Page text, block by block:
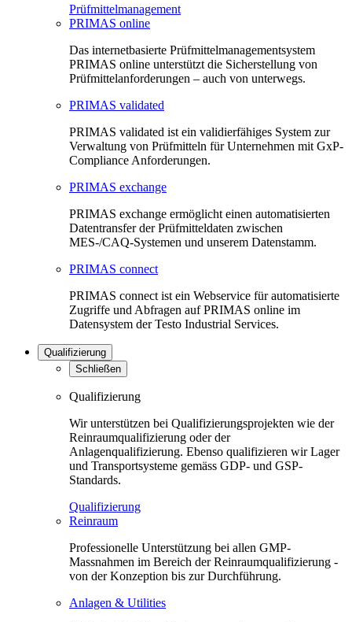
Prüfmittelmanagement
PRIMAS online
Das internetbasierte Prüfmittelmanagementsystem
PRIMAS online unterstützt die Sicherstellung von
Prüfmittelanforderungen – auch von unterwegs.
PRIMAS validated
PRIMAS validated ist ein validierfähiges System zur
Verwaltung von Prüfmitteln für Unternehmen mit GxP-
Compliance Anforderungen.
PRIMAS exchange
PRIMAS exchange ermöglicht einen automatisierten
Datentransfer der Prüfmitteldaten zwischen
MES-/CAQ-Systemen und unserem Datenstamm.
PRIMAS connect
PRIMAS connect ist ein Webservice für automatisierte
Zugriffe und Abfragen auf PRIMAS online im
Datensystem der Testo Industrial Services.
Qualifizierung
Schließen
Qualifizierung
Wir unterstützen bei Qualifizierungsprojekten wie der
Reinraumqualifizierung oder der
Anlagenqualifizierung. Ebenso qualifizieren wir Lager
und Transportsysteme gemäss GDP- und GSP-
Standards.
Qualifizierung
Reinraum
Professionelle Unterstützung bei allen GMP-
Massnahmen im Bereich der Reinraumqualifizierung -
von der Konzeption bis zur Durchführung.
Anlagen & Utilities